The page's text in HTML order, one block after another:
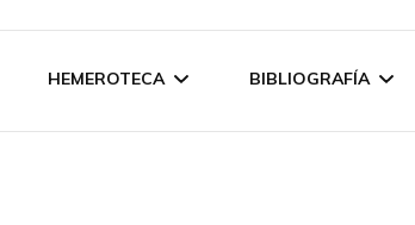
HEMEROTECA BIBLIOGRAFÍ­A